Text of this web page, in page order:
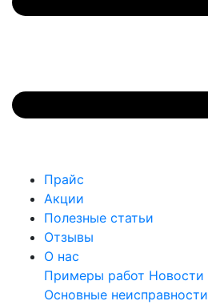
Прайс
Акции
Полезные статьи
Отзывы
О нас
Примеры работ Новости
Основные неисправности